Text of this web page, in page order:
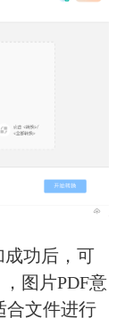
成功后，可
图片PDF意
合文件进行